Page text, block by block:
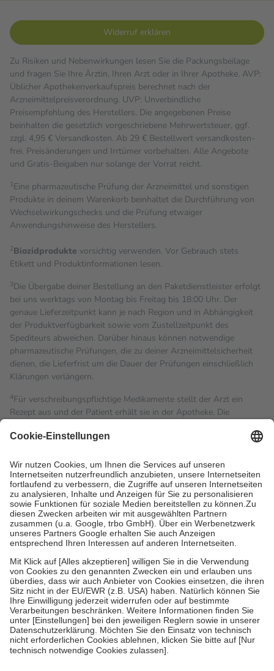
Widerruf erklären
Zu Risiken und Nebenwirkungen lesen Sie die Packungsbeilage
und fragen Sie Ihre Ärztin, Ihren Arzt oder in Ihrer Apotheke. AVP:
Üblicher Apothekenverkaufspreis berechnet nach der
Arzneimittelpreisverordnung. UVP: Unverbindliche
Preisempfehlung des Herstellers. Die angegebenen Preise
beinhalten die gesetzlich vorgeschriebene Mehrwertsteuer, ggf.
zzgl. 4,95 € Versandkosten. Ab 29 € Bestell­wert versand­kosten­
frei. Preisänderungen und Irrtümer vorbehalten. Alle Angebote
und Gratis-Beigaben nur solange der Vorrat reicht.
1Eine pharmazeutische Prüfung der Arzneimittel und sonstigen
Produkte in deinem Warenkorb beinhaltet die Durchführung von
Wechselwirkungschecks und die Prüfung etwaiger
Anwendungshinweise des Herstellers.
2Biozidprodukte vorsichtig verwenden. Vor Gebrauch stets
Etikett und Produktinformationen lesen.
3Die Übergabe deiner Bestellung an den Paketdienstleister erfolgt
bei uns werktags von Montag bis Freitag bis 18:00 Uhr. Der
genaue Lieferzeitpunkt kann je nach Region und in Abhängigkeit
der Produktverfügbarkeit sowie vom Zustellzeitpunkt des
Spediteurs abweichen. Darüber hinaus können notwendige
pharmazeutische Prüfungen, die zu deiner Arzneimittelsicherheit
dienen, die Lieferfrist um die Dauer der Prüfungen einschließlich
Klärungen verlängern.
4Für verschreibungspflichtige Medikamente stellt der Arzt ein
Rezept aus und der Patient erhält sie in der Apotheke. Die
Kosten dafür, der Versicherte trägt einen Teil davon als Zuzahlung
Grundsätzlich leisten Mitglieder Zuzahlungen in Höhe von zehn
Prozent des Abgabepreises,mindestensjedochfünf Euround
höchstens zehn Euro.Es sind jedoch nie mehr als die
tatsächlichen Kosten der Leistung zu entrichten.
Diese Regeln gelten grundsätzlich auch für Online-Apotheken.
Bei Heilmitteln und häuslicher Krankenpflege beträgt die
Zuzahlung zehn Prozent der Kosten sowie zehn Euro je
Um das Engagement der Versicherten für ihre eigene Gesundheit
zu stärken und die besondere Stellung der Familie zu unterstützen,
fallenkeine Zuzahlungenan bei:
• Kindern und Jugendlichen bis zum vollendeten 18. Lebensjahr
mit Ausnahme der Fahrkosten
• Untersuchungen zur Vorsorge und Früherkennung, die von der
GKV getragen werden
• empfohlenen Schutzimpfungen